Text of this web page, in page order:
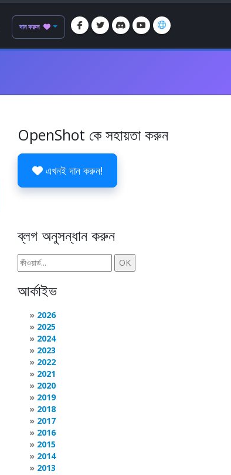
দান করুন
OpenShot কে সহায়তা করুন
এখনই দান করুন!
ব্লগ অনুসন্ধান করুন
আর্কাইভ
2026
2025
2024
2023
2022
2021
2020
2019
2018
2017
2016
2015
2014
2013